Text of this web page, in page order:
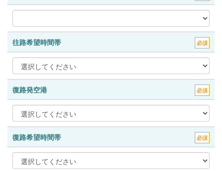
往路希望時間帯 必須
復路発空港 必須
復路希望時間帯 必須